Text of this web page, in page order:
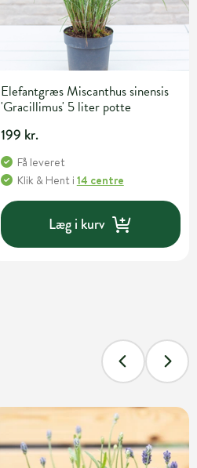
Elefantgræs Miscanthus sinensis
'Gracillimus' 5 liter potte
199 kr.
Få leveret
Klik & Hent i 14 centre
Læg i kurv